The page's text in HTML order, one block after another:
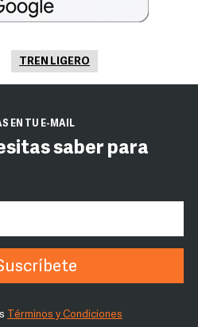
TREN LIGERO
EN TU E-MAIL
saber para
Términos y Condiciones